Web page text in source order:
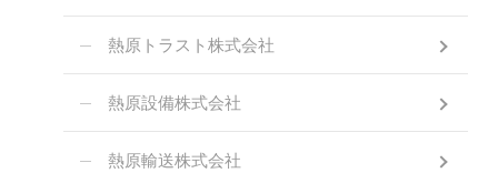
熱原トラスト株式会社
熱原設備株式会社
熱原輸送株式会社